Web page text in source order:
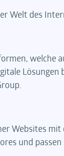
Welt des
welche
Lösungen
Websites
und